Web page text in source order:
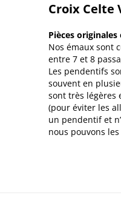
Croix Celte
Pièces
Nos émaux sont
entre 7 et 8
Les pendentifs
souvent en
sont très légères
(pour éviter les
un pendentif et
nous pouvons